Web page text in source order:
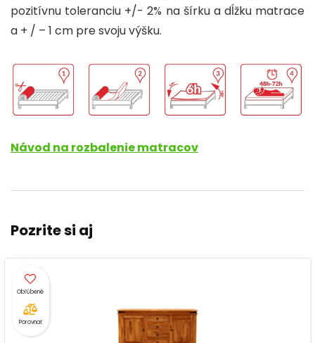
pozitívnu toleranciu +/- 2% na šírku a dĺžku matrace
a + / – 1 cm pre svoju výšku.
Návod na rozbalenie matracov
Pozrite si aj
Porovnať